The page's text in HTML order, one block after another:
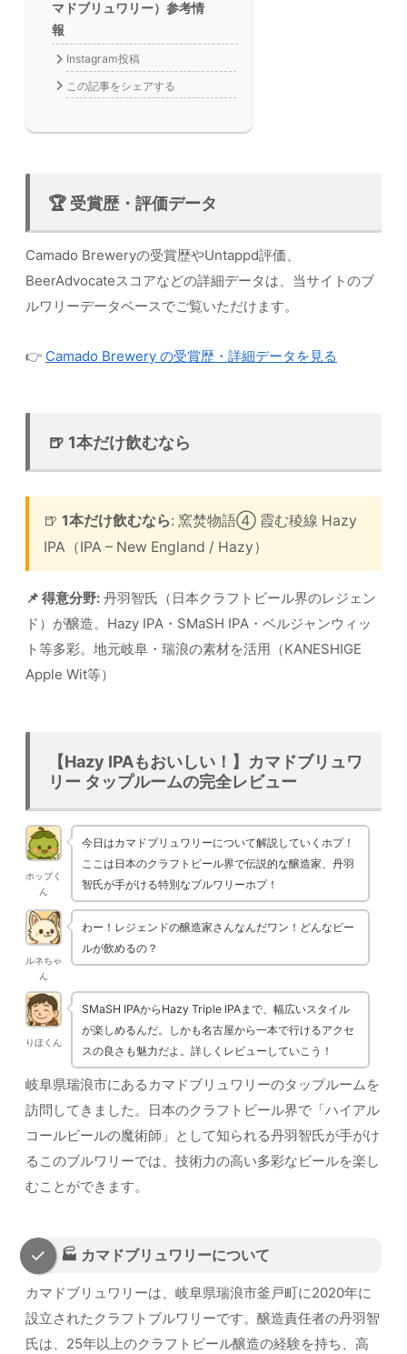
マドブリュワリー）参考情
報
Instagram投稿
この記事をシェアする
🏆 受賞歴・評価データ
Camado Breweryの受賞歴やUntappd評価、
BeerAdvocateスコアなどの詳細データは、当サイトのブ
ルワリーデータベースでご覧いただけます。
👉 Camado Brewery の受賞歴・詳細データを見る
🍺 1本だけ飲むなら
🍺 1本だけ飲むなら: 窯焚物語④ 霞む稜線 Hazy
IPA（IPA – New England / Hazy）
📌 得意分野: 丹羽智氏（日本クラフトビール界のレジェン
ド）が醸造。Hazy IPA・SMaSH IPA・ベルジャンウィッ
ト等多彩。地元岐阜・瑞浪の素材を活用（KANESHIGE
Apple Wit等）
【Hazy IPAもおいしい！】カマドブリュワ
リー タップルームの完全レビュー
ホップく
ん
今日はカマドブリュワリーについて解説していくホプ！
ここは日本のクラフトビール界で伝説的な醸造家、丹羽
智氏が手がける特別なブルワリーホプ！
ルネちゃ
ん
わー！レジェンドの醸造家さんなんだワン！どんなビー
ルが飲めるの？
りほくん
SMaSH IPAからHazy Triple IPAまで、幅広いスタイル
が楽しめるんだ。しかも名古屋から一本で行けるアクセ
スの良さも魅力だよ。詳しくレビューしていこう！
岐阜県瑞浪市にあるカマドブリュワリーのタップルームを
訪問してきました。日本のクラフトビール界で「ハイアル
コールビールの魔術師」として知られる丹羽智氏が手がけ
るこのブルワリーでは、技術力の高い多彩なビールを楽し
むことができます。
🏭 カマドブリュワリーについて
カマドブリュワリーは、岐阜県瑞浪市釜戸町に2020年に
設立されたクラフトブルワリーです。醸造責任者の丹羽智
氏は、25年以上のクラフトビール醸造の経験を持ち、高